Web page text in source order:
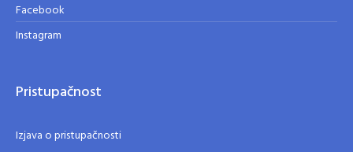
Facebook
Instagram
Pristupačnost
Izjava o pristupačnosti